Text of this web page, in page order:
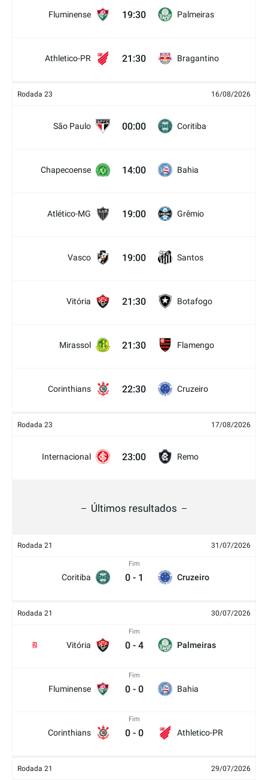
Fluminense 19:30 Palmeiras
Athletico-PR 21:30 Bragantino
Rodada 23 16/08/2026
São Paulo 00:00 Coritiba
Chapecoense 14:00 Bahia
Atlético-MG 19:00 Grêmio
Vasco 19:00 Santos
Vitória 21:30 Botafogo
Mirassol 21:30 Flamengo
Corinthians 22:30 Cruzeiro
Rodada 23 17/08/2026
Internacional 23:00 Remo
Últimos resultados
Rodada 21 31/07/2026
Coritiba
Fim
0 - 1 Cruzeiro
Rodada 21 30/07/2026
Vitória
2
Fim
0 - 4 Palmeiras
Fluminense
Fim
0 - 0 Bahia
Corinthians
Fim
0 - 0 Athletico-PR
Rodada 21 29/07/2026